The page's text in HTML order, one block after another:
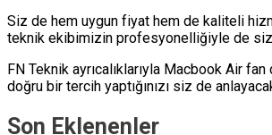
Siz de hem uygun fiyat hem de kaliteli
teknik ekibimizin profesyonelliğiyle de
FN Teknik ayrıcalıklarıyla Macbook Air
doğru bir tercih yaptığınızı siz de
Son Eklenenler